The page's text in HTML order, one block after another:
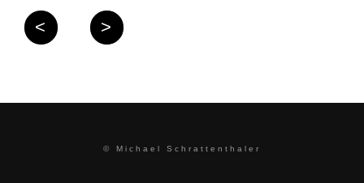
< >
© Michael Schrattenthaler